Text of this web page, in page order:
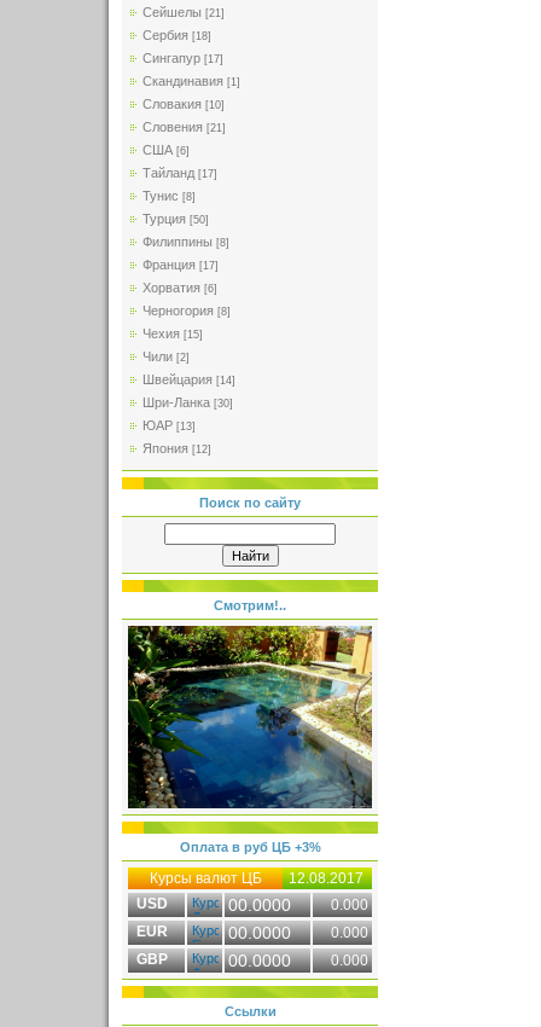
Сейшелы [21]
Сербия [18]
Сингапур [17]
Скандинавия [1]
Словакия [10]
Словения [21]
США [6]
Тайланд [17]
Тунис [8]
Турция [50]
Филиппины [8]
Франция [17]
Хорватия [6]
Черногория [8]
Чехия [15]
Чили [2]
Швейцария [14]
Шри-Ланка [30]
ЮАР [13]
Япония [12]
Поиск по сайту
Смотрим!..
Оплата в руб ЦБ +3%
Курсы валют ЦБ
12.08.2017
USD
00.0000
0.000
EUR
00.0000
0.000
GBP
00.0000 0.000
Ссылки